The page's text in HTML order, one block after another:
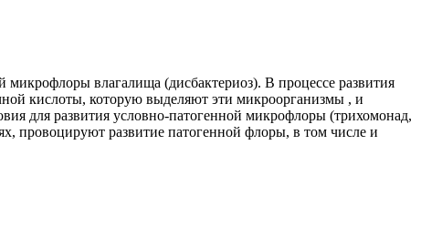
влагалища (дисбактериоз). В процессе развития
кислоты, которую выделяют эти микроорганизмы , и
для развития условно-патогенной микрофлоры (трихомонад,
провоцируют развитие патогенной флоры, в том числе и